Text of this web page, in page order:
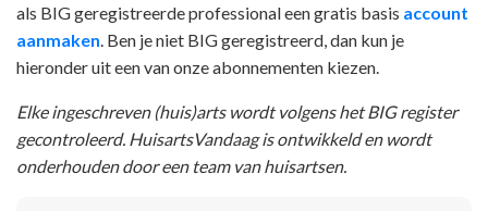
als BIG geregistreerde professional een gratis basis account
aanmaken . Ben je niet BIG geregistreerd, dan kun je
hieronder uit een van onze abonnementen kiezen.
Elke ingeschreven (huis)arts wordt volgens het BIG register
gecontroleerd. HuisartsVandaag is ontwikkeld en wordt
onderhouden door een team van huisartsen.